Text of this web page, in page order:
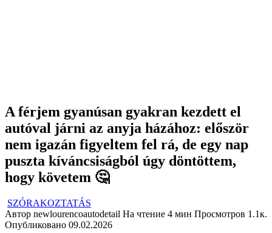
A férjem gyanúsan gyakran kezdett el
autóval járni az anyja házához: először
nem igazán figyeltem fel rá, de egy nap
puszta kíváncsiságból úgy döntöttem,
hogy követem 🤔
SZÓRAKOZTATÁS
Автор newlourencoautodetail На чтение 4 мин Просмотров 1.1к.
Опубликовано 09.02.2026